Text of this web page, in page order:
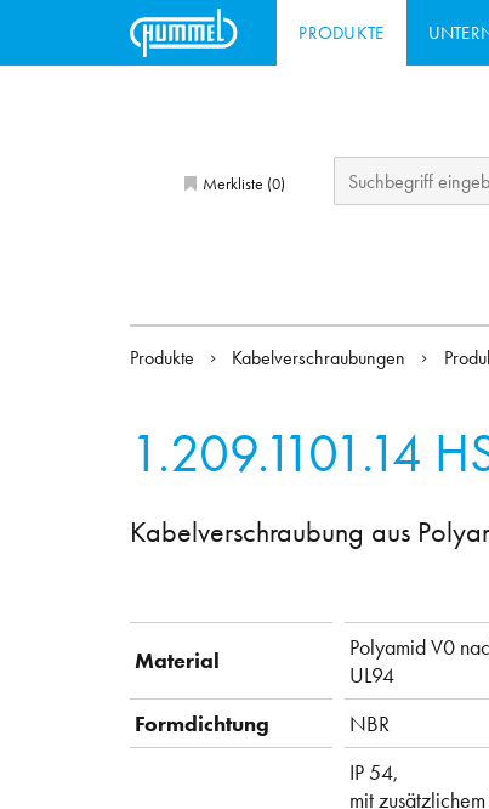
PRODUKTE
Merkliste (0)
Produkte Kabelverschraubungen
1.209.1101.14
Kabelverschraubung aus
Material
Polyamid V0
UL94
Formdichtung
NBR
IP 54,
mit